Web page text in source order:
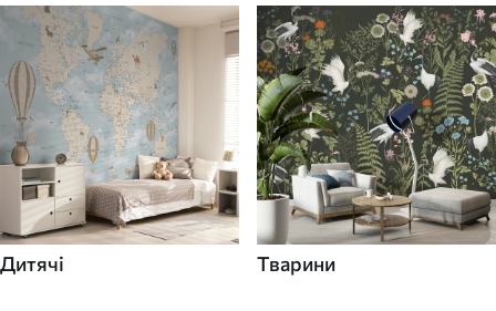
Дитячі Тварини